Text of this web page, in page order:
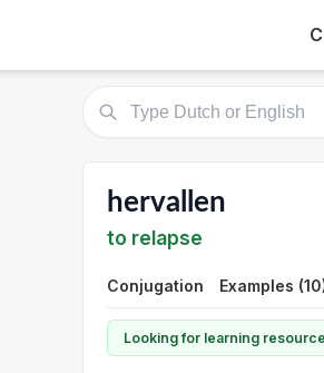
hervallen
to relapse
Conjugation Examples
Looking for learning